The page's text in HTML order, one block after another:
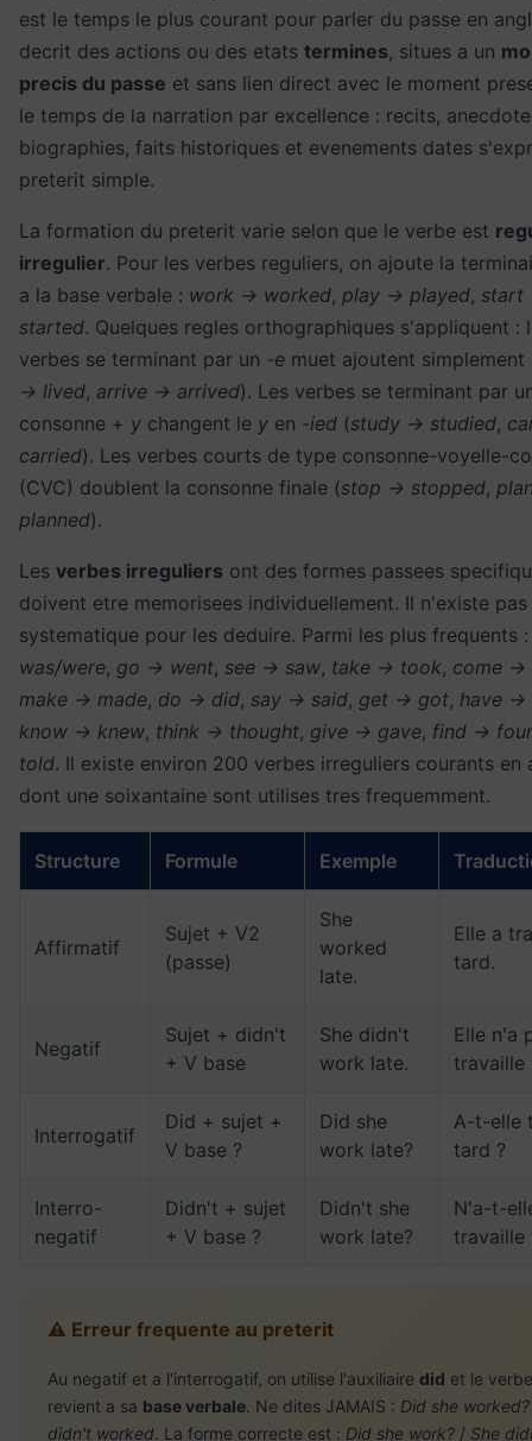
est le temps le plus courant pour parler du passe en
decrit des actions ou des etats termines, situes a un
precis du passe et sans lien direct avec le moment
le temps de la narration par excellence : recits,
biographies, faits historiques et evenements dates
preterit simple.
La formation du preterit varie selon que le verbe est
irregulier. Pour les verbes reguliers, on ajoute la
a la base verbale : work → worked, play → played, start
started. Quelques regles orthographiques s'appliquent :
verbes se terminant par un -e muet ajoutent simplement
→ lived, arrive → arrived). Les verbes se terminant par
consonne + y changent le y en -ied (study → studied,
carried). Les verbes courts de type consonne-voyelle-
(CVC) doublent la consonne finale (stop → stopped,
planned).
Les verbes irreguliers ont des formes passees
doivent etre memorisees individuellement. Il n'existe
systematique pour les deduire. Parmi les plus frequents
was/were, go → went, see → saw, take → took, come →
make → made, do → did, say → said, get → got, have →
know → knew, think → thought, give → gave, find →
told. Il existe environ 200 verbes irreguliers courants en
dont une soixantaine sont utilises tres frequemment.
Structure Formule Exemple
Affirmatif
Sujet + V2
(passe)
She
worked
late.
Elle a
tard.
Negatif
Sujet + didn't
+ V base
She didn't
work late.
Elle n'a
travaille
Interrogatif
Did + sujet +
V base ?
Did she
work late?
A-t-elle
tard ?
Interro-
negatif
Didn't + sujet
+ V base ?
Didn't she
work late?
N'a-t-
travaille
⚠️ Erreur frequente au preterit
Au negatif et a l'interrogatif, on utilise l'auxiliaire did et le verbe
revient a sa base verbale. Ne dites JAMAIS : Did she worked?
didn't worked. La forme correcte est : Did she work? / She